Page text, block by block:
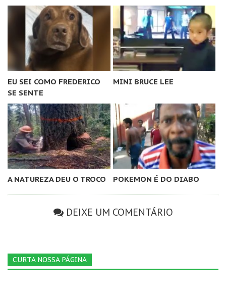
EU SEI COMO FREDERICO
SE SENTE
MINI BRUCE LEE
A NATUREZA DEU O TROCO POKEMON É DO DIABO
DEIXE UM COMENTÁRIO
CURTA NOSSA PÁGINA